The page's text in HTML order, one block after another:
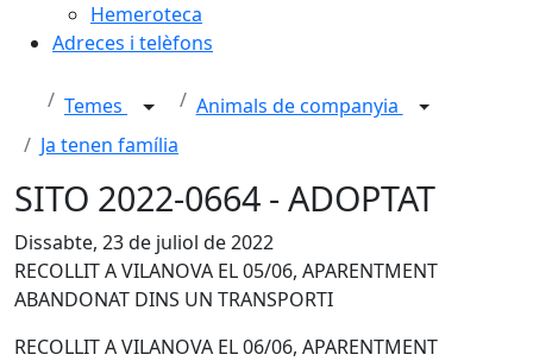
Hemeroteca
Adreces i telèfons
Temes
Animals de companyia
Ja tenen família
SITO 2022-0664 - ADOPTAT
Dissabte, 23 de juliol de 2022
RECOLLIT A VILANOVA EL 05/06, APARENTMENT
ABANDONAT DINS UN TRANSPORTI
RECOLLIT A VILANOVA EL 06/06, APARENTMENT